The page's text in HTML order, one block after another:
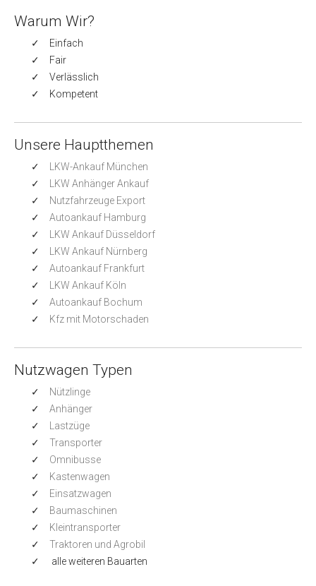
Warum Wir?
Einfach
Fair
Verlässlich
Kompetent
Unsere Hauptthemen
LKW-Ankauf München
LKW Anhänger Ankauf
Nutzfahrzeuge Export
Autoankauf Hamburg
LKW Ankauf Düsseldorf
LKW Ankauf Nürnberg
Autoankauf Frankfurt
LKW Ankauf Köln
Autoankauf Bochum
Kfz mit Motorschaden
Nutzwagen Typen
Nützlinge
Anhänger
Lastzüge
Transporter
Omnibusse
Kastenwagen
Einsatzwagen
Baumaschinen
Kleintransporter
Traktoren und Agrobil
alle weiteren Bauarten